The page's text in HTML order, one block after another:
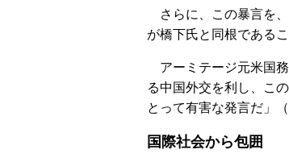
さらに、この暴言を
が橋下氏と同根である
アーミテージ元米国務
る中国外交を利し、こ
とって有害な発言だ」
国際社会から包囲